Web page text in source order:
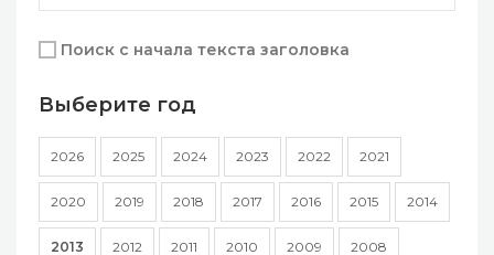
Поиск с начала текста заголовка
Выберите год
2026 2025 2024 2023 2022 2021
2020 2019 2018 2017 2016 2015 2014
2013 2012 2011 2010 2009 2008